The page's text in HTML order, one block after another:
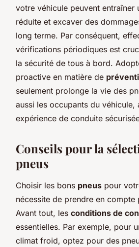
votre véhicule peuvent entraîner
réduite et excaver des
long terme. Par conséquent,
vérifications périodiques est
la sécurité de tous à bord.
proactive en matière de
seulement prolonge la vie des
aussi les occupants du véhicule,
expérience de conduite
Conseils pour la
pneus
Choisir les bons pneus pour
nécessite de prendre en compte
Avant tout, les conditions de
essentielles. Par exemple, pour
climat froid, optez pour des